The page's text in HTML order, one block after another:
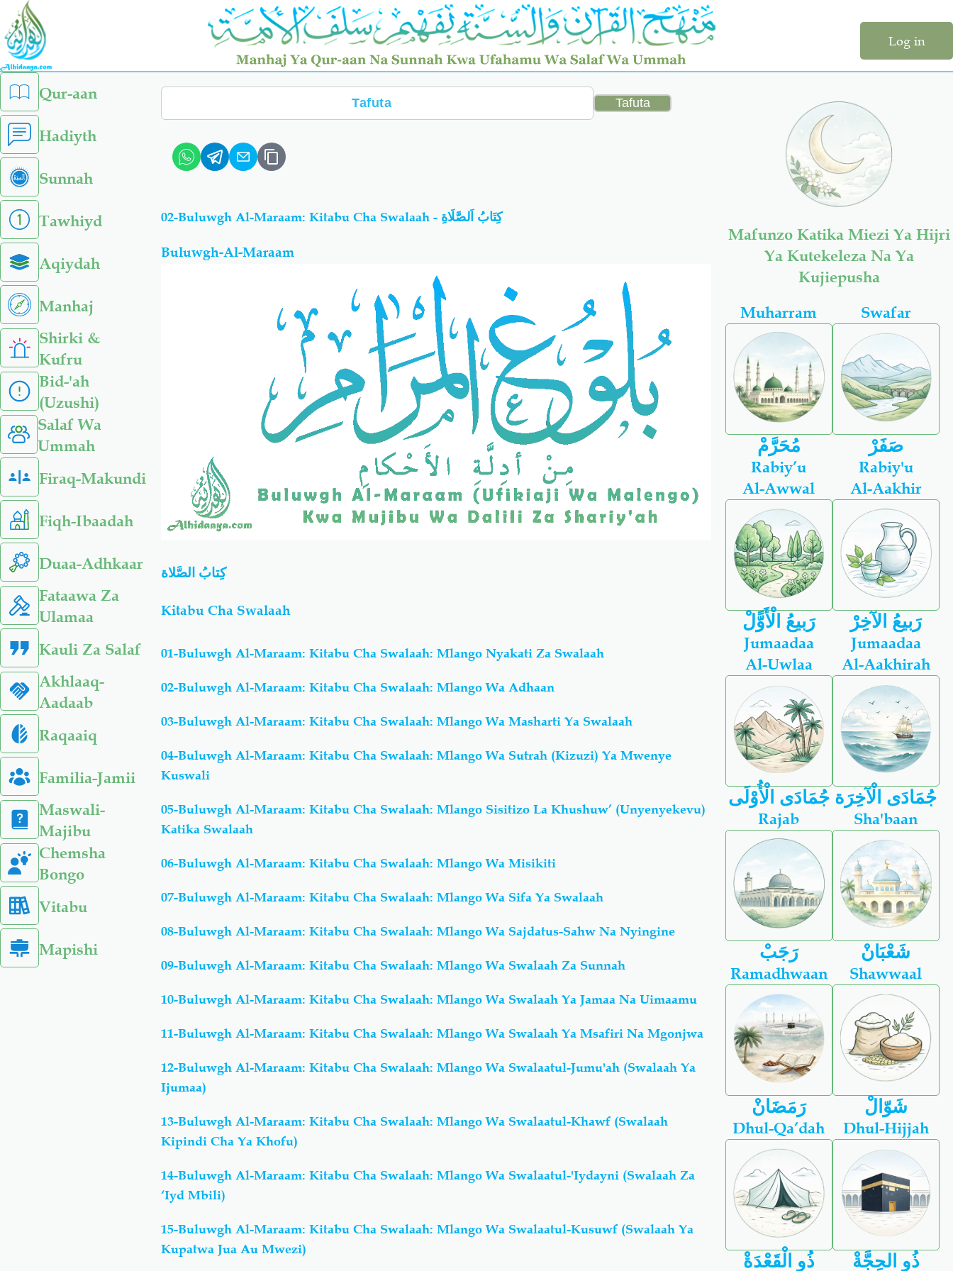
Skip
main
content
Log in
left
sidebar
menu
Qur-aan
Hadiyth
Sunnah
Tawhiyd
Aqiydah
Manhaj
Shirki &
Kufru
Bid-'ah
(Uzushi)
Salaf Wa
Ummah
Firaq-Makundi
Fiqh-Ibaadah
Duaa-Adhkaar
Fataawa Za
Ulamaa
Kauli Za Salaf
Akhlaaq-
Aadaab
Raqaaiq
Familia-Jamii
Maswali-
Majibu
Chemsha
Bongo
Vitabu
Mapishi
Search
02-Buluwgh Al-Maraam: Kitabu Cha Swalaah - كِتَابُ اَلصَّلَاةِ
Buluwgh-Al-Maraam
كِتابُ الصَّلاة
Kitabu Cha Swalaah
01-Buluwgh Al-Maraam: Kitabu Cha Swalaah: Mlango Nyakati Za Swalaah
02-Buluwgh Al-Maraam: Kitabu Cha Swalaah: Mlango Wa Adhaan
03-Buluwgh Al-Maraam: Kitabu Cha Swalaah: Mlango Wa Masharti Ya Swalaah
04-Buluwgh Al-Maraam: Kitabu Cha Swalaah: Mlango Wa Sutrah (Kizuzi) Ya Mwenye
Kuswali
05-Buluwgh Al-Maraam: Kitabu Cha Swalaah: Mlango Sisitizo La Khushuw’ (Unyenyekevu)
Katika Swalaah
06-Buluwgh Al-Maraam: Kitabu Cha Swalaah: Mlango Wa Misikiti
07-Buluwgh Al-Maraam: Kitabu Cha Swalaah: Mlango Wa Sifa Ya Swalaah
08-Buluwgh Al-Maraam: Kitabu Cha Swalaah: Mlango Wa Sajdatus-Sahw Na Nyingine
09-Buluwgh Al-Maraam: Kitabu Cha Swalaah: Mlango Wa Swalaah Za Sunnah
10-Buluwgh Al-Maraam: Kitabu Cha Swalaah: Mlango Wa Swalaah Ya Jamaa Na Uimaamu
11-Buluwgh Al-Maraam: Kitabu Cha Swalaah: Mlango Wa Swalaah Ya Msafiri Na Mgonjwa
12-Buluwgh Al-Maraam: Kitabu Cha Swalaah: Mlango Wa Swalaatul-Jumu'ah (Swalaah Ya
Ijumaa)
13-Buluwgh Al-Maraam: Kitabu Cha Swalaah: Mlango Wa Swalaatul-Khawf (Swalaah
Kipindi Cha Ya Khofu)
14-Buluwgh Al-Maraam: Kitabu Cha Swalaah: Mlango Wa Swalaatul-'Iydayni (Swalaah Za
‘Iyd Mbili)
15-Buluwgh Al-Maraam: Kitabu Cha Swalaah: Mlango Wa Swalaatul-Kusuwf (Swalaah Ya
Kupatwa Jua Au Mwezi)
Mafunzo Katika Miezi Ya Hijri
Ya Kutekeleza Na Ya
Kujiepusha
Muharram
مُحَرَّمْ
Swafar
صَفَرْ
Rabiy’u
Al-Awwal
رَبيعُ الْأَوًّلْ
Rabiy'u
Al-Aakhir
رَبيعُ الآخِرْ
Jumaadaa
Al-Uwlaa
جُمَادَى الْأُوْلَى
Jumaadaa
Al-Aakhirah
جُمَادَى الْآخِرَة
Rajab
رَجَبْ
Sha'baan
شَعْبَانْ
Ramadhwaan
رَمَضَانْ
Shawwaal
شَوّالْ
Dhul-Qa’dah
ذُو الْقَعْدَةْ
Dhul-Hijjah
ذُو الحِجَّةْ